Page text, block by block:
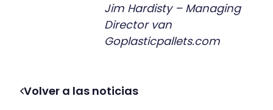
Jim Hardisty – Managing
Director van
Goplasticpallets.com
Volver a las noticias